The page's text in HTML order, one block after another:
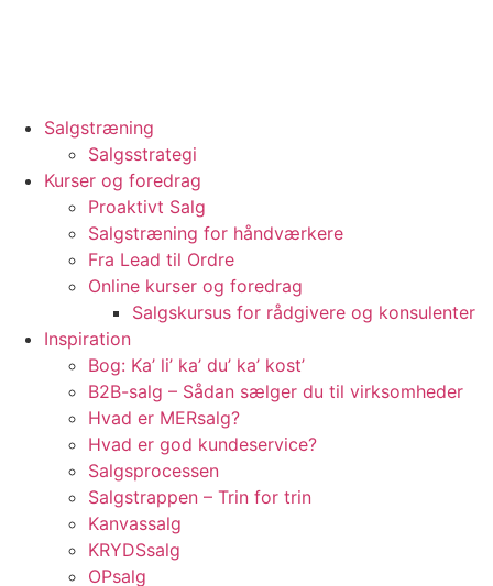
Salgstræning
Salgsstrategi
Kurser og foredrag
Proaktivt Salg
Salgstræning for håndværkere
Fra Lead til Ordre
Online kurser og foredrag
Salgskursus for rådgivere og konsulenter
Inspiration
Bog: Ka’ li’ ka’ du’ ka’ kost’
B2B-salg – Sådan sælger du til virksomheder
Hvad er MERsalg?
Hvad er god kundeservice?
Salgsprocessen
Salgstrappen – Trin for trin
Kanvassalg
KRYDSsalg
OPsalg